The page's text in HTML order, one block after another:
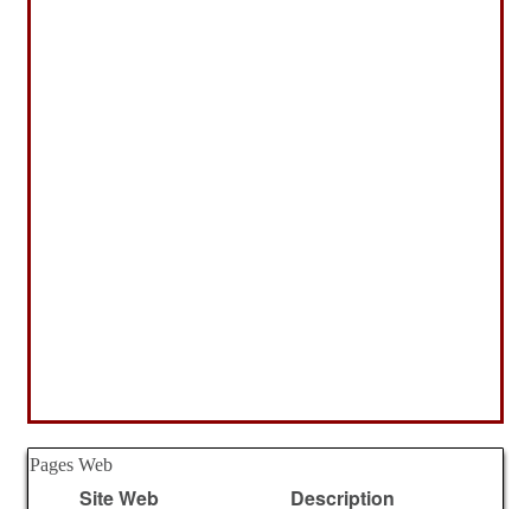
Pages Web
Site Web
Description